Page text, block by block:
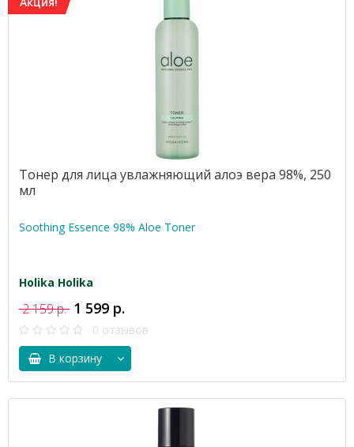
Тонер для лица увлажняющий алоэ вера 98%, 250
мл
Soothing Essence 98% Aloe Toner
Holika Holika
2 159 р. 1 599 р.
0 отзывов
В корзину